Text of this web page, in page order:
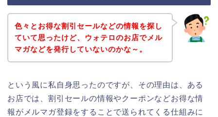
色々とお得な割引セールなどの情報を探し
ていて思ったけど、ウォテロのお店でメル
マガなどを発行していないのかな～。
という風に私自身思ったのですが、その理由は、ある
お店では、割引セールの情報やクーポンなどお得な情
報がメルマガ登録をすることで送られてくる仕組みに